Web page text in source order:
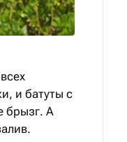
и батуты с
брызг. А